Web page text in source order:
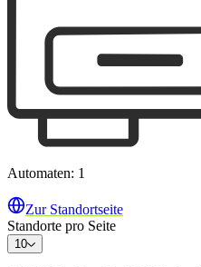
Automaten: 1
Zur Standortseite
Standorte pro Seite
10